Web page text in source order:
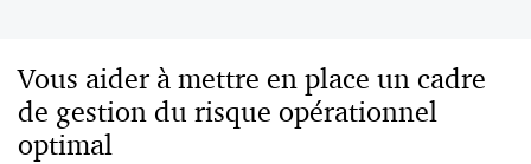
Vous aider à mettre en place un cadre
de gestion du risque opérationnel
optimal